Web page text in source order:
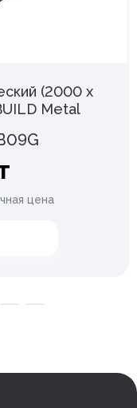
(2000 х
Metal
цена